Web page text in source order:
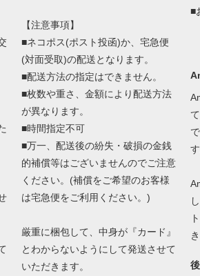
【注意事項】
■ネコポス(ポスト投函)か、宅急便
(対面受取)の配送となります。
■配送方法の指定はできません。
■枚数や重さ、金額により配送方法
が異なります。
■時間指定不可
■万一、配送後の紛失・破損の金銭
的補償等はございませんのでご注意
ください。(補償をご希望のお客様
は宅急便をご利用ください。)
厳重に梱包して、中身が『カード』
とわからないようにして発送させて
いただきます。
■
す